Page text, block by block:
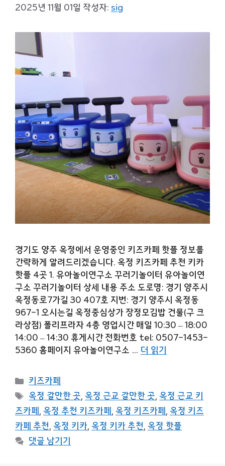
2025년 11월 01일 작성자: sig
경기도 양주 옥정에서 운영중인 키즈카페 핫플 정보를
간략하게 알려드리겠습니다. 옥정 키즈카페 추천 키카
핫플 4곳 1. 유아놀이연구소 꾸러기놀이터 유아놀이연
구소 꾸러기놀이터 상세 내용 주소 도로명: 경기 양주시
옥정동로7가길 30 407호 지번: 경기 양주시 옥정동
967-1 오시는길 옥정중심상가 장정모김밥 건물(구 크
라상점) 폴리프라자 4층 영업시간 매일 10:30 – 18:00
14:00 – 14:30 휴게시간 전화번호 tel: 0507-1453-
5360 홈페이지 유아놀이연구소 … 더 읽기
카
테
고
리
키즈카페
태
그
옥정 갈만한 곳,옥정 근교 갈만한 곳,옥정 근교 키
즈카페, 옥정 추천 키즈카페, 옥정 키즈카페, 옥정 키즈
카페 추천, 옥정 키카, 옥정 키카 추천, 옥정 핫플
댓글 남기기